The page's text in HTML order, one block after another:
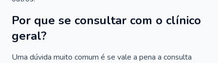
Por que se consultar com o clínico
geral?
Uma dúvida muito comum é se vale a pena a consulta